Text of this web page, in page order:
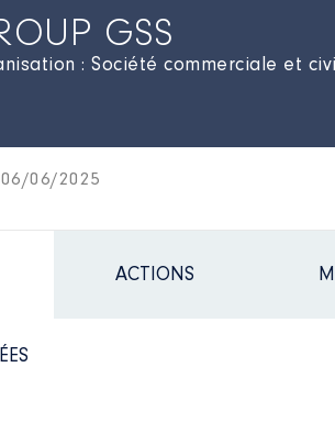
GSS
: Société commerciale et
06/2025
ACTIONS